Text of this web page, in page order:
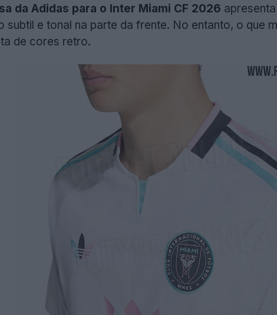
da Adidas para o Inter Miami CF 2026
subtil e tonal na parte da frente. No entanto, o que
de cores retro.